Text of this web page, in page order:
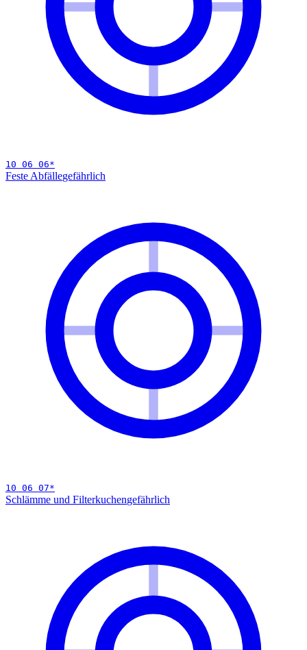
10 06 06*
Feste Abfällegefährlich
10 06 07*
Schlämme und Filterkuchengefährlich